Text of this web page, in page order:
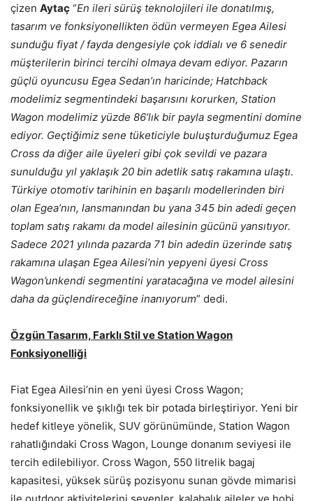
çizen Aytaç “En ileri sürüş teknolojileri ile donatılmış,
tasarım ve fonksiyonellikten ödün vermeyen Egea Ailesi
sunduğu fiyat / fayda dengesiyle çok iddialı ve 6 senedir
müşterilerin birinci tercihi olmaya devam ediyor. Pazarın
güçlü oyuncusu Egea Sedan’ın haricinde; Hatchback
modelimiz segmentindeki başarısını korurken, Station
Wagon modelimiz yüzde 86’lık bir payla segmentini domine
ediyor. Geçtiğimiz sene tüketiciyle buluşturduğumuz Egea
Cross da diğer aile üyeleri gibi çok sevildi ve pazara
sunulduğu yıl yaklaşık 20 bin adetlik satış rakamına ulaştı.
Türkiye otomotiv tarihinin en başarılı modellerinden biri
olan Egea’nın, lansmanından bu yana 345 bin adedi geçen
toplam satış rakamı da model ailesinin gücünü yansıtıyor.
Sadece 2021 yılında pazarda 71 bin adedin üzerinde satış
rakamına ulaşan Egea Ailesi’nin yepyeni üyesi Cross
Wagon’unkendi segmentini yaratacağına ve model ailesini
daha da güçlendireceğine inanıyorum” dedi.
Özgün Tasarım, Farklı Stil ve Station Wagon
Fonksiyonelliği
Fiat Egea Ailesi’nin en yeni üyesi Cross Wagon;
fonksiyonellik ve şıklığı tek bir potada birleştiriyor. Yeni bir
hedef kitleye yönelik, SUV görünümünde, Station Wagon
rahatlığındaki Cross Wagon, Lounge donanım seviyesi ile
tercih edilebiliyor. Cross Wagon, 550 litrelik bagaj
kapasitesi, yüksek sürüş pozisyonu sunan gövde mimarisi